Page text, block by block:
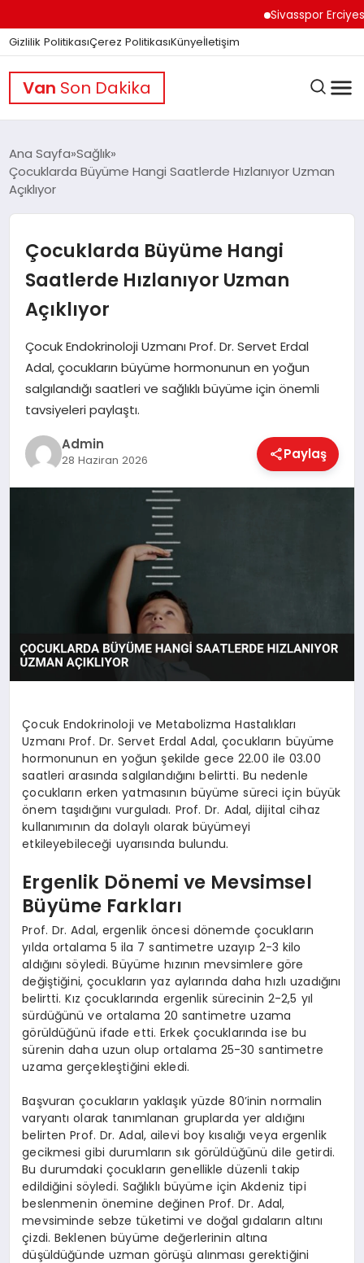
Sivasspor Erciyes
Gizlilik PolitikasıÇerez PolitikasıKünyeİletişim
Van Son Dakika
GÜNDEM
DÜNYA
EĞITIM
EKONOMI
MAGAZIN
Ana Sayfa Sağlık
Çocuklarda Büyüme Hangi Saatlerde Hızlanıyor Uzman
Açıklıyor
Çocuklarda Büyüme Hangi
Saatlerde Hızlanıyor Uzman
Açıklıyor
Çocuk Endokrinoloji Uzmanı Prof. Dr. Servet Erdal
Adal, çocukların büyüme hormonunun en yoğun
salgılandığı saatleri ve sağlıklı büyüme için önemli
tavsiyeleri paylaştı.
Admin
28 Haziran 2026 Paylaş
Çocuk Endokrinoloji ve Metabolizma Hastalıkları
Uzmanı Prof. Dr. Servet Erdal Adal, çocukların büyüme
hormonunun en yoğun şekilde gece 22.00 ile 03.00
saatleri arasında salgılandığını belirtti. Bu nedenle
çocukların erken yatmasının büyüme süreci için büyük
önem taşıdığını vurguladı. Prof. Dr. Adal, dijital cihaz
kullanımının da dolaylı olarak büyümeyi
etkileyebileceği uyarısında bulundu.
Ergenlik Dönemi ve Mevsimsel
Büyüme Farkları
Prof. Dr. Adal, ergenlik öncesi dönemde çocukların
yılda ortalama 5 ila 7 santimetre uzayıp 2-3 kilo
aldığını söyledi. Büyüme hızının mevsimlere göre
değiştiğini, çocukların yaz aylarında daha hızlı uzadığını
belirtti. Kız çocuklarında ergenlik sürecinin 2-2,5 yıl
sürdüğünü ve ortalama 20 santimetre uzama
görüldüğünü ifade etti. Erkek çocuklarında ise bu
sürenin daha uzun olup ortalama 25-30 santimetre
uzama gerçekleştiğini ekledi.
Başvuran çocukların yaklaşık yüzde 80’inin normalin
varyantı olarak tanımlanan gruplarda yer aldığını
belirten Prof. Dr. Adal, ailevi boy kısalığı veya ergenlik
gecikmesi gibi durumların sık görüldüğünü dile getirdi.
Bu durumdaki çocukların genellikle düzenli takip
edildiğini söyledi. Sağlıklı büyüme için Akdeniz tipi
beslenmenin önemine değinen Prof. Dr. Adal,
mevsiminde sebze tüketimi ve doğal gıdaların altını
çizdi. Beklenen büyüme değerlerinin altına
düşüldüğünde uzman görüşü alınması gerektiğini